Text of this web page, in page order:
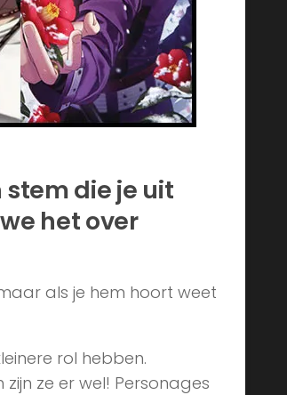
die je uit
het over
als je hem hoort weet
rol hebben.
ze er wel! Personages